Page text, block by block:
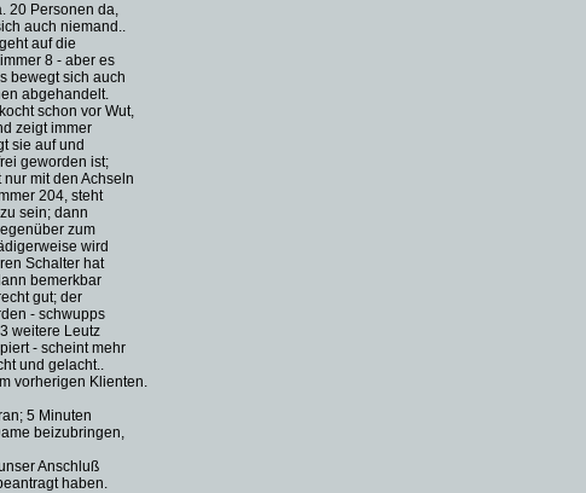
20 Personen da,
auch niemand..
auf die
8 - aber es
bewegt sich auch
abgehandelt.
schon vor Wut,
zeigt immer
sie auf und
geworden ist;
mit den Achseln
204, steht
sein; dann
zum
wird
Schalter hat
bemerkbar
gut; der
- schwupps
weitere Leutz
- scheint mehr
und gelacht..
vorherigen Klienten.
5 Minuten
beizubringen,
Anschluß
haben.